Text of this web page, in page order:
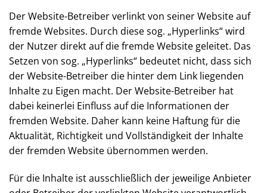
Der Website-Betreiber verlinkt von seiner Website
auf fremde Websites. Durch diese sog. „Hyperlinks“
wird der Nutzer direkt auf die fremde Website
geleitet. Das Setzen von sog. „Hyperlinks“ bedeutet
nicht, dass sich der Website-Betreiber die hinter dem
Link liegenden Inhalte zu Eigen macht. Der Website-
Betreiber hat dabei keinerlei Einfluss auf die
Informationen der fremden Website. Daher kann
keine Haftung für die Aktualität, Richtigkeit und
übernommen werden.